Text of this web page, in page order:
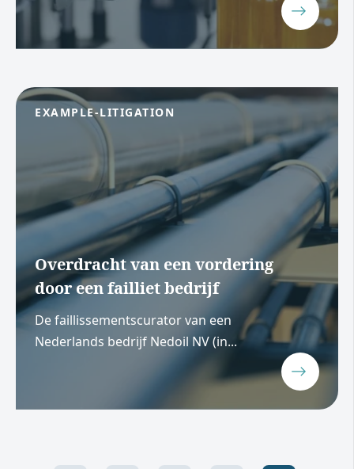
EXAMPLE-LITIGATION
Overdracht van een vordering
door een failliet bedrijf
De faillissementscurator van een
Nederlands bedrijf Nedoil NV (in...